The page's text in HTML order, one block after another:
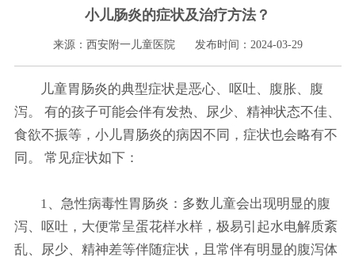
小儿肠炎的症状及治疗方法？
来源：西安附一儿童医院 发布时间：2024-03-29
儿童胃肠炎的典型症状是恶心、呕吐、腹胀、腹
泻。 有的孩子可能会伴有发热、尿少、精神状态不佳、
食欲不振等，小儿胃肠炎的病因不同，症状也会略有不
同。 常见症状如下：
1、急性病毒性胃肠炎：多数儿童会出现明显的腹
泻、呕吐，大便常呈蛋花样水样，极易引起水电解质紊
乱、尿少、精神差等伴随症状，且常伴有明显的腹泻体